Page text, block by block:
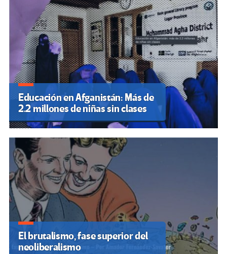
Educación en Afganistán: Más de
2.2 millones de niñas sin clases
El brutalismo, fase superior del
neoliberalismo